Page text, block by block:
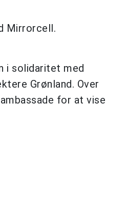
Mirrorcell.
i solidaritet med
Grønland. Over
for at vise